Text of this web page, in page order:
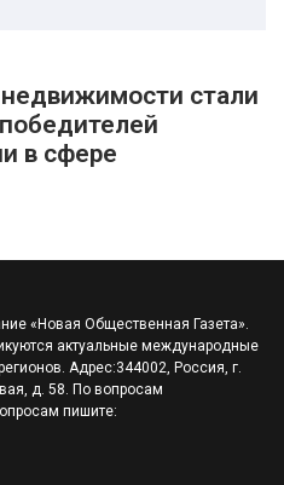
стали
в сфере
«Новая Общественная Газета».
актуальные международные
Адрес:344002, Россия, г.
д. 58. По вопросам
пишите: